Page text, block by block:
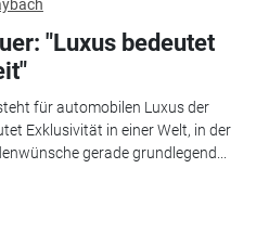
"Luxus bedeutet
für automobilen Luxus der
Exklusivität in einer Welt, in der
gerade grundlegend...